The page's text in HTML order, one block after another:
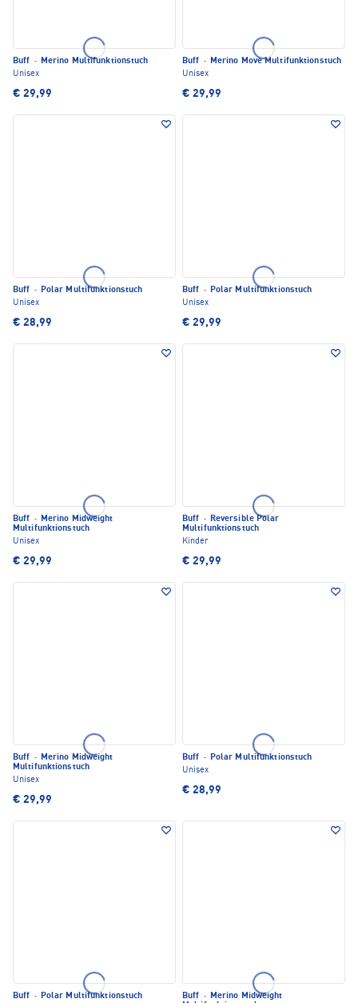
Buff · Merino Multifunktionstuch
Unisex
€ 29,99
Buff · Merino Move Multifunktionstuch
Unisex
€ 29,99
Buff · Polar Multifunktionstuch
Unisex
€ 28,99
Buff · Polar Multifunktionstuch
Unisex
€ 29,99
Buff · Merino Midweight
Multifunktionstuch
Unisex
€ 29,99
Buff · Reversible Polar
Multifunktionstuch
Kinder
€ 29,99
Buff · Merino Midweight
Multifunktionstuch
Unisex
€ 29,99
Buff · Polar Multifunktionstuch
Unisex
€ 28,99
Buff · Polar Multifunktionstuch Buff · Merino Midweight